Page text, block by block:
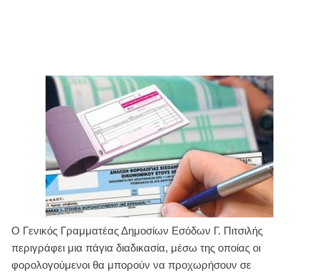
Ο Γενικός Γραμματέας Δημοσίων Εσόδων Γ. Πιτσιλής
περιγράφει μια πάγια διαδικασία, μέσω της οποίας οι
φορολογούμενοι θα μπορούν να προχωρήσουν σε